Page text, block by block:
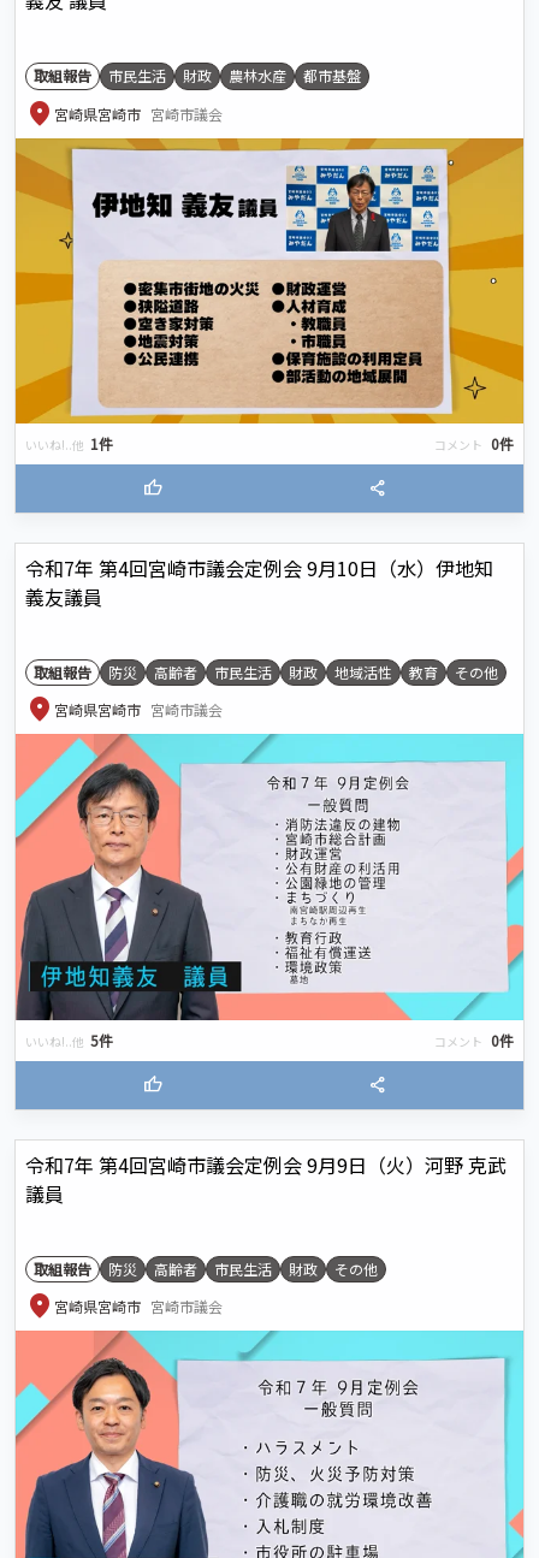
取組報告 市民生活 財政 農林水産 都市基盤
location_on 宮崎県宮崎市 宮崎市議会
いいね!..他 1件 コメント 0件
thumb_up share
令和7年 第4回宮崎市議会定例会 9月10日（水）伊地知
義友議員
取組報告 防災 高齢者 市民生活 財政 地域活性 教育 その他
location_on 宮崎県宮崎市 宮崎市議会
いいね!..他 5件 コメント 0件
thumb_up share
令和7年 第4回宮崎市議会定例会 9月9日（火）河野 克武
議員
取組報告 防災 高齢者 市民生活 財政 その他
location_on 宮崎県宮崎市 宮崎市議会